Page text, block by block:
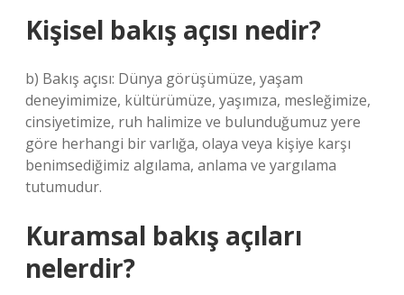
Kişisel bakış açısı nedir?
b) Bakış açısı: Dünya görüşümüze, yaşam
deneyimimize, kültürümüze, yaşımıza, mesleğimize,
cinsiyetimize, ruh halimize ve bulunduğumuz yere
göre herhangi bir varlığa, olaya veya kişiye karşı
benimsediğimiz algılama, anlama ve yargılama
tutumudur.
Kuramsal bakış açıları
nelerdir?